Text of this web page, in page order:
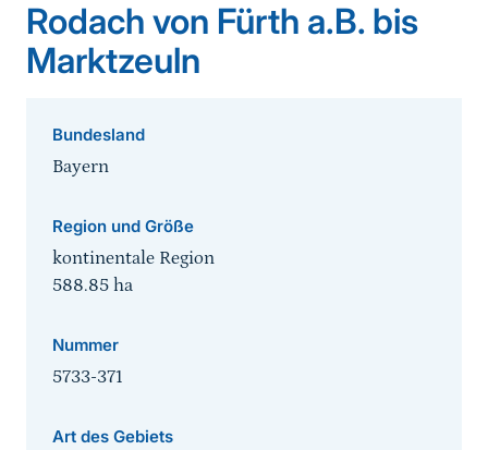
Rodach von Fürth a.B. bis
Marktzeuln
Bundesland
Bayern
Region und Größe
kontinentale Region
588.85 ha
Nummer
5733-371
Art des Gebiets